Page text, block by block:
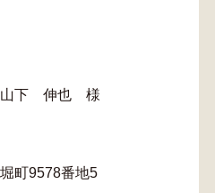
山下 伸也 様
町9578番地5